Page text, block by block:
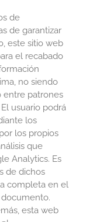
de
de garantizar
este sitio web
el recabado
no siendo
entre patrones
usuario podrá
los
los propios
que
Analytics. Es
de dichos
completa en el
esta web